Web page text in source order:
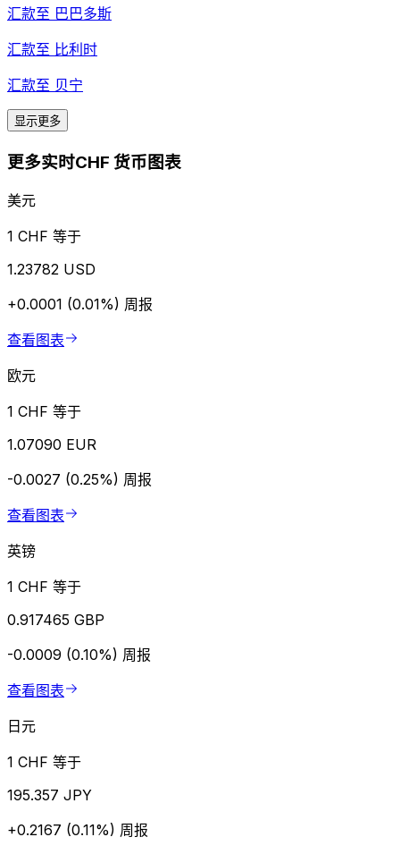
汇款至 巴巴多斯
汇款至 比利时
汇款至 贝宁
显示更多
更多实时CHF 货币图表
美元
1 CHF 等于
1.23782 USD
+0.0001 (0.01%) 周报
查看图表
欧元
1 CHF 等于
1.07090 EUR
-0.0027 (0.25%) 周报
查看图表
英镑
1 CHF 等于
0.917465 GBP
-0.0009 (0.10%) 周报
查看图表
日元
1 CHF 等于
195.357 JPY
+0.2167 (0.11%) 周报